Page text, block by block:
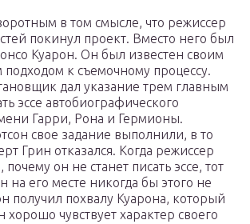
в том смысле, что режиссер
покинул проект. Вместо него был
Куарон. Он был известен своим
подходом к съемочному процессу.
дал указание трем главным
эссе автобиографического
Гарри, Рона и Гермионы.
свое задание выполнили, в то
Грин отказался. Когда режиссер
почему он не станет писать эссе, тот
на его месте никогда бы этого не
получил похвалу Куарона, который
хорошо чувствует характер своего